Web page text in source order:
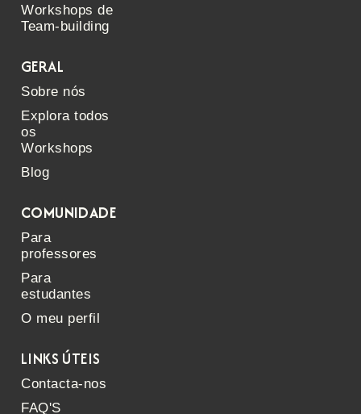
Workshops de
Team-building
GERAL
Sobre nós
Explora todos
os
Workshops
Blog
COMUNIDADE
Para
professores
Para
estudantes
O meu perfil
LINKS ÚTEIS
Contacta-nos
FAQ'S